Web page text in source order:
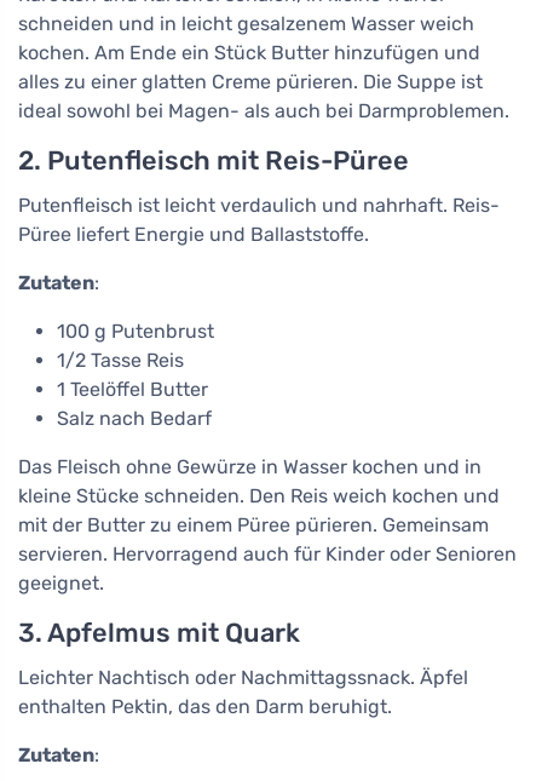
schneiden und in leicht gesalzenem Wasser weich
kochen. Am Ende ein Stück Butter hinzufügen und
alles zu einer glatten Creme pürieren. Die Suppe ist
ideal sowohl bei Magen- als auch bei Darmproblemen.
2. Putenfleisch mit Reis-Püree
Putenfleisch ist leicht verdaulich und nahrhaft. Reis-
Püree liefert Energie und Ballaststoffe.
Zutaten:
100 g Putenbrust
1/2 Tasse Reis
1 Teelöffel Butter
Salz nach Bedarf
Das Fleisch ohne Gewürze in Wasser kochen und in
kleine Stücke schneiden. Den Reis weich kochen und
mit der Butter zu einem Püree pürieren. Gemeinsam
servieren. Hervorragend auch für Kinder oder Senioren
geeignet.
3. Apfelmus mit Quark
Leichter Nachtisch oder Nachmittagssnack. Äpfel
enthalten Pektin, das den Darm beruhigt.
Zutaten: